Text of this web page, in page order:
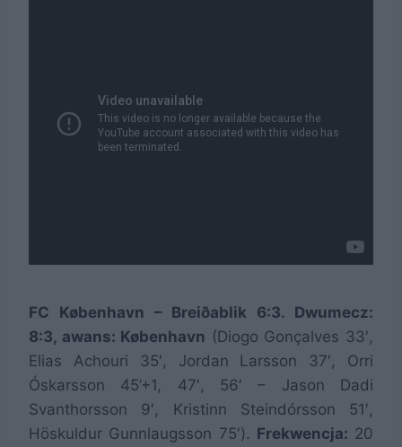
FC København – Breiðablik 6:3. Dwumecz:
8:3, awans: København (Diogo Gonçalves 33′,
Elias Achouri 35′, Jordan Larsson 37′, Orri
Óskarsson 45’+1, 47′, 56′ – Jason Dadi
Svanthorsson 9′, Kristinn Steindórsson 51′,
Höskuldur Gunnlaugsson 75′). Frekwencja: 20